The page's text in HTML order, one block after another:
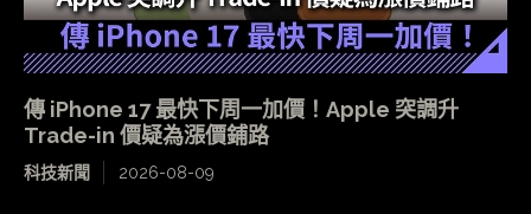
傳 iPhone 17 最快下周一加價！Apple 突調升
Trade-in 價疑為漲價鋪路
科技新聞 2026-08-09